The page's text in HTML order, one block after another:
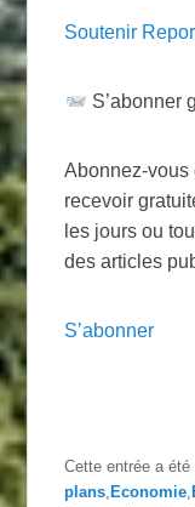
Soutenir
S’abonner
Abonnez-vous
recevoir
les jours ou
des articles
S’abonner
Cette entrée a
plans, Economie,